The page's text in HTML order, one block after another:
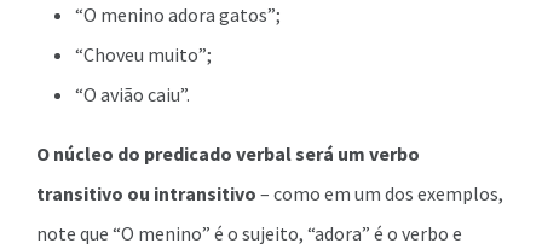
“O menino adora gatos”;
“Choveu muito”;
“O avião caiu”.
O núcleo do predicado verbal será um verbo
transitivo ou intransitivo – como em um dos exemplos,
note que “O menino” é o sujeito, “adora” é o verbo e